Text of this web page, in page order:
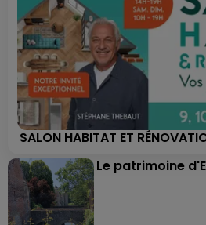
SALON HABITAT ET
Le patrimoine